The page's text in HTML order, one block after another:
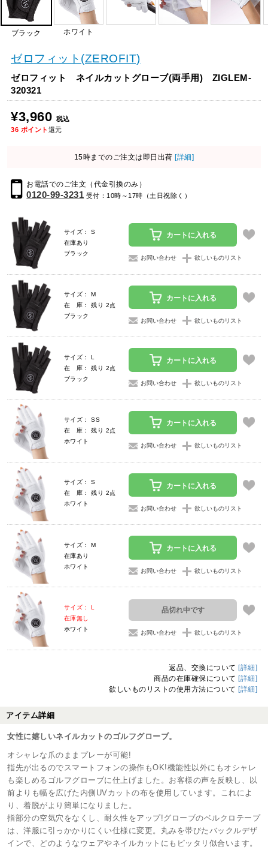
ブラック ホワイト
ゼロフィット(ZEROFIT)
ゼロフィット ネイルカットグローブ(両手用) ZIGLEM-
320321
¥3,960 税込
36 ポイント 還元
15時までのご注文は即日出荷 [詳細]
お電話でのご注文（代金引換のみ）
0120-99-3231 受付：10時～17時（土日祝除く）
サイズ： S
在庫あり
ブラック
カートに入れる
お問い合わせ 欲しいものリスト
サイズ： M
在 庫： 残り 2点
ブラック
カートに入れる
お問い合わせ 欲しいものリスト
サイズ： L
在 庫： 残り 2点
ブラック
カートに入れる
お問い合わせ 欲しいものリスト
サイズ： SS
在 庫： 残り 2点
ホワイト
カートに入れる
お問い合わせ 欲しいものリスト
サイズ： S
在 庫： 残り 2点
ホワイト
カートに入れる
お問い合わせ 欲しいものリスト
サイズ： M
在庫あり
ホワイト
カートに入れる
お問い合わせ 欲しいものリスト
サイズ： L
在庫無し
ホワイト
品切れ中です
お問い合わせ 欲しいものリスト
返品、交換について [詳細]
商品の在庫確保について [詳細]
欲しいものリストの使用方法について [詳細]
アイテム詳細
女性に嬉しいネイルカットのゴルフグローブ。
オシャレな爪のままプレーが可能!
指先が出るのでスマートフォンの操作もOK!機能性以外にもオシャレ
も楽しめるゴルフグローブに仕上げました。お客様の声を反映し、以
前よりも幅を広げた内側UVカットの布を使用しています。これによ
り、着脱がより簡単になりました。
指部分の空気穴をなくし、耐久性をアップ!グローブのベルクロテープ
は、洋服に引っかかりにくい仕様に変更。丸みを帯びたバックルデザ
インで、どのようなウェアやネイルカットにもピッタリ似合います。